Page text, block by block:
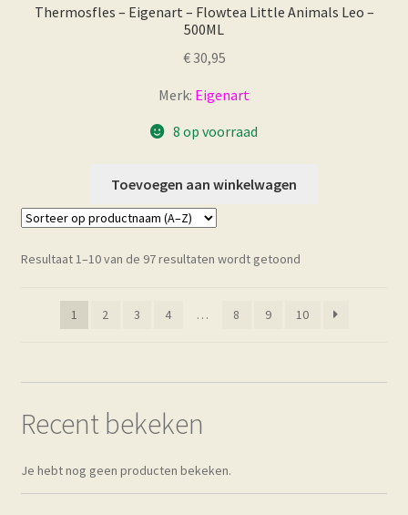
Thermosfles – Eigenart – Flowtea Little Animals Leo –
500ML
€30,95
Merk: Eigenart
8 op voorraad
Toevoegen aan winkelwagen
Resultaat 1–10 van de 97 resultaten wordt getoond
1 2 3 4 … 8 9 10
Recent bekeken
Je hebt nog geen producten bekeken.